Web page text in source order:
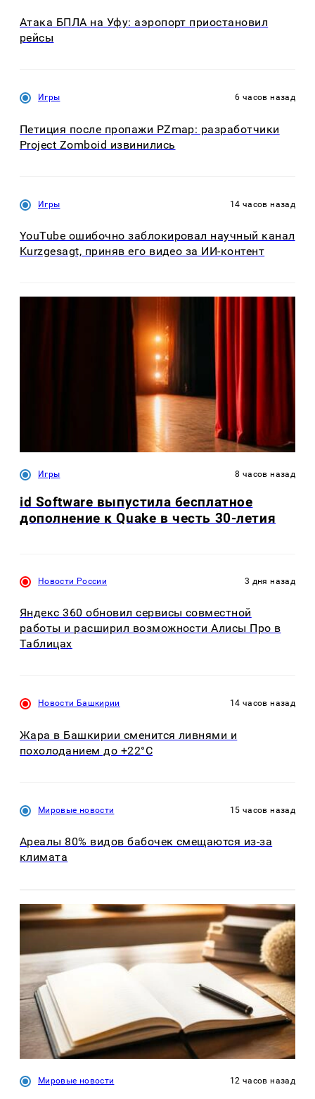
Атака БПЛА на Уфу: аэропорт приостановил
рейсы
Игры 6 часов назад
Петиция после пропажи PZmap: разработчики
Project Zomboid извинились
Игры 14 часов назад
YouTube ошибочно заблокировал научный канал
Kurzgesagt, приняв его видео за ИИ-контент
Игры 8 часов назад
id Software выпустила бесплатное
дополнение к Quake в честь 30-летия
Новости России 3 дня назад
Яндекс 360 обновил сервисы совместной
работы и расширил возможности Алисы Про в
Таблицах
Новости Башкирии 14 часов назад
Жара в Башкирии сменится ливнями и
похолоданием до +22°C
Мировые новости 15 часов назад
Ареалы 80% видов бабочек смещаются из-за
климата
Мировые новости 12 часов назад